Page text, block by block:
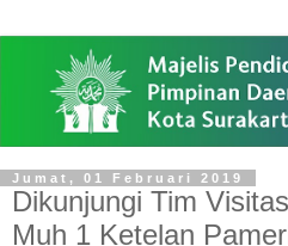
Jumat, 01 Februari 2019
Dikunjungi Tim
Muh 1 Ketelan